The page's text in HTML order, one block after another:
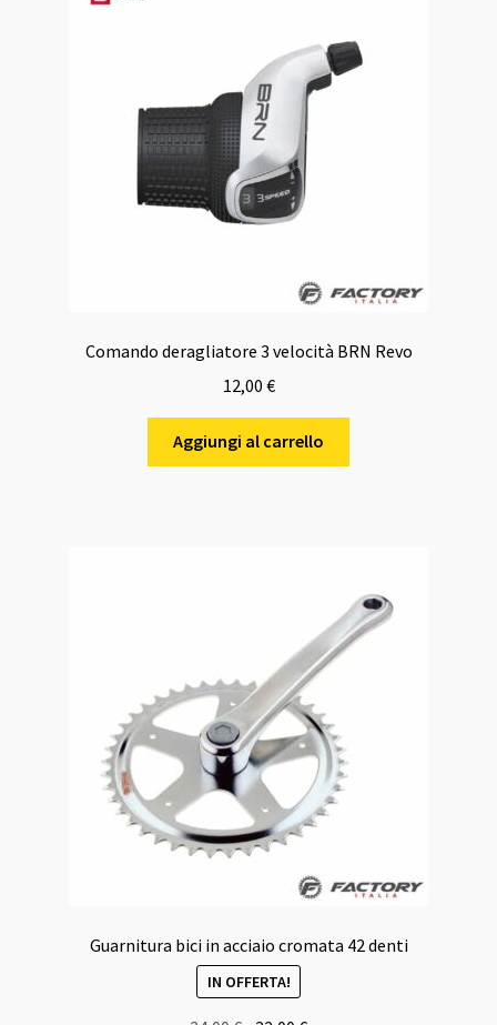
Comando deragliatore 3 velocità BRN Revo
12,00 €
Aggiungi al carrello
Guarnitura bici in acciaio cromata 42 denti
IN OFFERTA!